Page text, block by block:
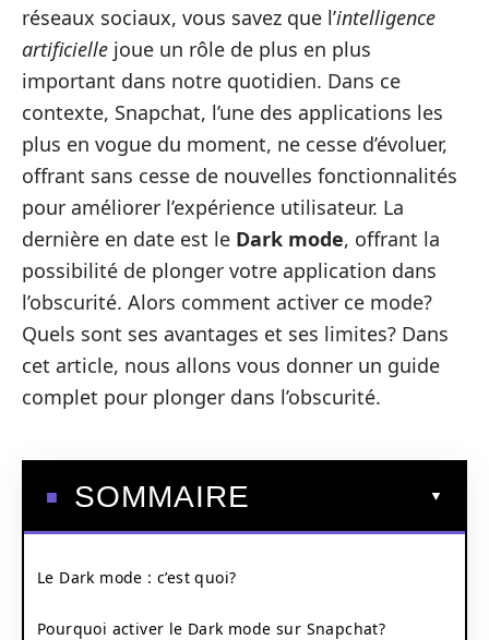
réseaux sociaux, vous savez que l’intelligence
artificielle joue un rôle de plus en plus
important dans notre quotidien. Dans ce
contexte, Snapchat, l’une des applications les
plus en vogue du moment, ne cesse d’évoluer,
offrant sans cesse de nouvelles fonctionnalités
pour améliorer l’expérience utilisateur. La
dernière en date est le Dark mode, offrant la
possibilité de plonger votre application dans
l’obscurité. Alors comment activer ce mode?
Quels sont ses avantages et ses limites? Dans
cet article, nous allons vous donner un guide
complet pour plonger dans l’obscurité.
SOMMAIRE
Le Dark mode : c’est quoi?
Pourquoi activer le Dark mode sur Snapchat?